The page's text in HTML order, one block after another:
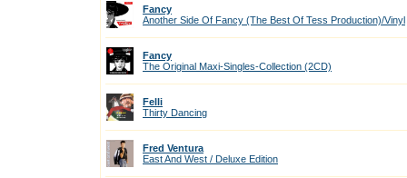
Fancy
Another Side Of Fancy (The Best Of Tess Production)/Vinyl
Fancy
The Original Maxi-Singles-Collection (2CD)
Felli
Thirty Dancing
Fred Ventura
East And West / Deluxe Edition